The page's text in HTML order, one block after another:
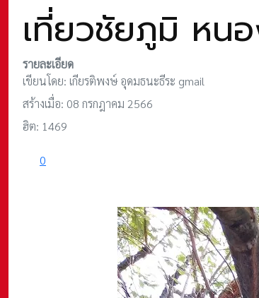
เที่ยวชัยภูมิ หนอ
รายละเอียด
เขียนโดย: เกียรติพงษ์ อุดมธนะธีระ gmail
สร้างเมื่อ: 08 กรกฎาคม 2566
ฮิต: 1469
0